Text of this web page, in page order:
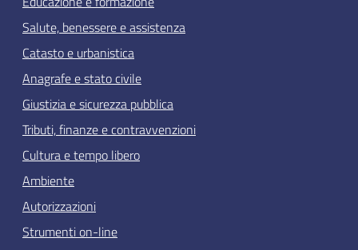
Salute, benessere e assistenza
Catasto e urbanistica
Anagrafe e stato civile
Giustizia e sicurezza pubblica
Tributi, finanze e contravvenzioni
Cultura e tempo libero
Ambiente
Autorizzazioni
Strumenti on-line